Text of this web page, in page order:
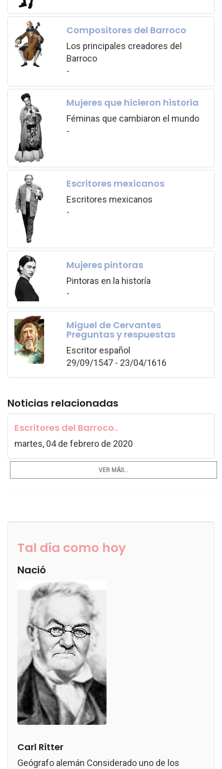
Compositores del Barroco
Los principales creadores del
Barroco
-
Mujeres que hicieron historia
Féminas que cambiaron el mundo
-
Escritores mexicanos
Escritores mexicanos
-
Mujeres pintoras
Pintoras en la historía
-
Miguel de Cervantes
Preguntas y respuestas
Escritor español
29/09/1547 - 23/04/1616
Noticias relacionadas
Escritores del Barroco..
martes, 04 de febrero de 2020
VER MÁS...
Tal día como hoy
Nació
Carl Ritter
Geógrafo alemán Considerado uno de los